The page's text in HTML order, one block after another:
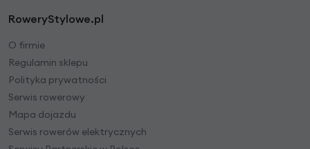
RoweryStylowe.pl
O firmie
Regulamin sklepu
Polityka prywatności
Serwis rowerowy
Mapa dojazdu
Serwis rowerów elektrycznych